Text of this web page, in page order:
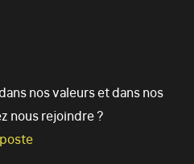
nos valeurs et dans nos
nous rejoindre ?